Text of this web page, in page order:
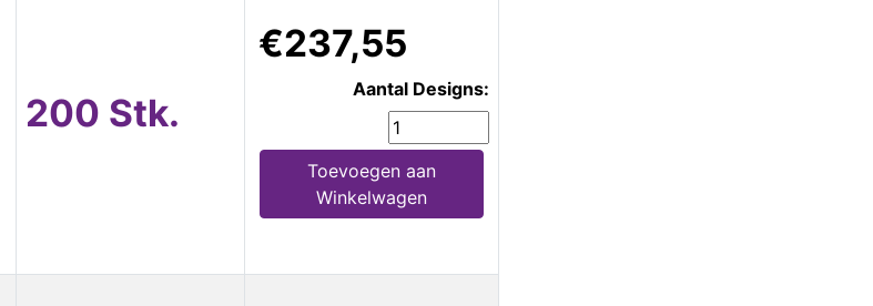
200 Stk.
€237,55
Aantal Designs:
Toevoegen aan
Winkelwagen